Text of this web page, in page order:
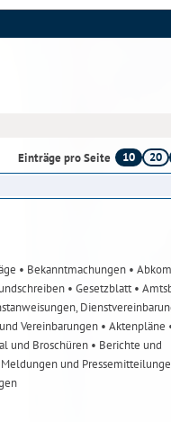
Einträge pro Seite 10 20
• Bekanntmachungen •
• Gesetzblatt•
Vereinbarungen • Aktenpläne
und Broschüren • Berichte und
und